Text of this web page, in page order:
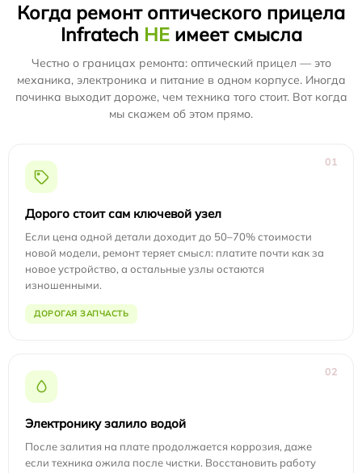
Когда ремонт оптического прицела
Infratech НЕимеет смысла
Честно о границах ремонта: оптический прицел — это
механика, электроника и питание в одном корпусе. Иногда
починка выходит дороже, чем техника того стоит. Вот когда
мы скажем об этом прямо.
01
Дорого стоит сам ключевой узел
Если цена одной детали доходит до 50–70% стоимости
новой модели, ремонт теряет смысл: платите почти как за
новое устройство, а остальные узлы остаются
изношенными.
ДОРОГАЯ ЗАПЧАСТЬ
02
Электронику залило водой
После залития на плате продолжается коррозия, даже
если техника ожила после чистки. Восстановить работу